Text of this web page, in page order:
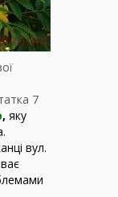
7
, яку
.
вул.